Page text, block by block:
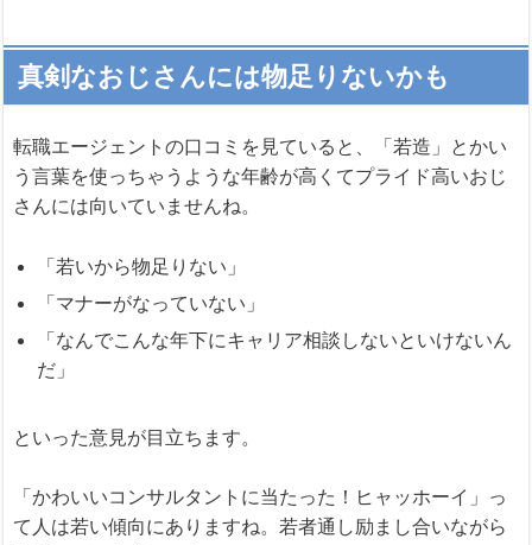
真剣なおじさんには物足りないかも
転職エージェントの口コミを見ていると、「若造」とかい
う言葉を使っちゃうような年齢が高くてプライド高いおじ
さんには向いていませんね。
「若いから物足りない」
「マナーがなっていない」
「なんでこんな年下にキャリア相談しないといけないん
だ」
といった意見が目立ちます。
「かわいいコンサルタントに当たった！ヒャッホーイ」っ
て人は若い傾向にありますね。若者通し励まし合いながら